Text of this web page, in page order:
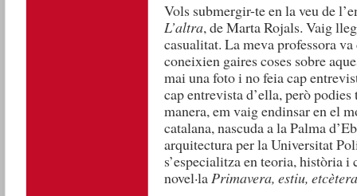
Vols submergir-te en la veu de
L’altra, de Marta Rojals. Vaig
casualitat. La meva professora
coneixien gaires coses sobre
mai una foto i no feia cap
cap entrevista d’ella, però
manera, em vaig endinsar en el
catalana, nascuda a la Palma
arquitectura per la Universitat
s’especialitza en teoria, història
novel·laPrimavera, estiu, etcètera